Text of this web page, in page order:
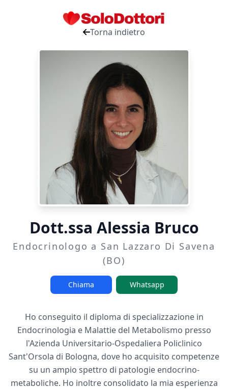
Torna indietro
Dott.ssa Alessia Bruco
Endocrinologo a San Lazzaro Di Savena
(BO)
Chiama Whatsapp
Ho conseguito il diploma di specializzazione in
Endocrinologia e Malattie del Metabolismo presso
l'Azienda Universitario-Ospedaliera Policlinico
Sant'Orsola di Bologna, dove ho acquisito competenze
su un ampio spettro di patologie endocrino-
metaboliche. Ho inoltre consolidato la mia esperienza